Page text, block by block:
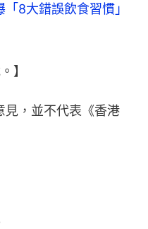
8大錯誤飲食習慣」
】
見，並不代表《香港